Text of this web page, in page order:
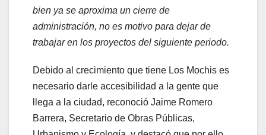
bien ya se aproxima un cierre de
administración, no es motivo para dejar de
trabajar en los proyectos del siguiente periodo.
Debido al crecimiento que tiene Los Mochis es
necesario darle accesibilidad a la gente que
llega a la ciudad, reconoció Jaime Romero
Barrera, Secretario de Obras Públicas,